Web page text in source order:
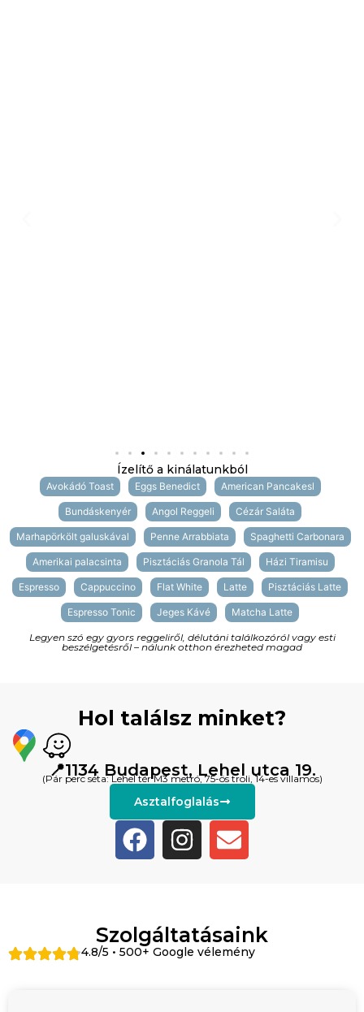
Ízelítő a kinálatunkból
Avokádó Toast Eggs Benedict American Pancakesl
Bundáskenyér Angol Reggeli Cézár Saláta
Marhapörkölt galuskával Penne Arrabbiata Spaghetti Carbonara
Amerikai palacsinta Pisztáciás Granola Tál Házi Tiramisu
Espresso Cappuccino Flat White Latte Pisztáciás Latte
Espresso Tonic Jeges Kávé Matcha Latte
Legyen szó egy gyors reggeliről, délutáni találkozóról vagy esti
beszélgetésről – nálunk otthon érezheted magad
Hol találsz minket?
📍1134 Budapest, Lehel utca 19.
(Pár perc séta: Lehel tér M3 metró, 75-ös troli, 14-es villamos)
Asztalfoglalás
Szolgáltatásaink
4.8/5 • 500+ Google vélemény